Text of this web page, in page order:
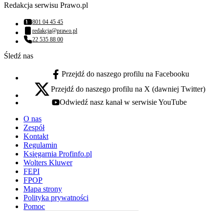
Redakcja serwisu Prawo.pl
Numer telefonu:
801 04 45 45
Adres email:
redakcja@prawo.pl
Numer telefonu:
22 535 88 00
Śledź nas
facebook - otwiera się w nowej karcie
Przejdź do naszego profilu na Facebooku
x - otwiera się w nowej karcie
Przejdź do naszego profilu na X (dawniej Twitter)
youtube - otwiera się w nowej karcie
Odwiedź nasz kanał w serwisie YouTube
O nas
Zespół
Kontakt
Regulamin
Księgarnia Profinfo.pl
Wolters Kluwer
FEPI
FPOP
Mapa strony
Polityka prywatności
Pomoc